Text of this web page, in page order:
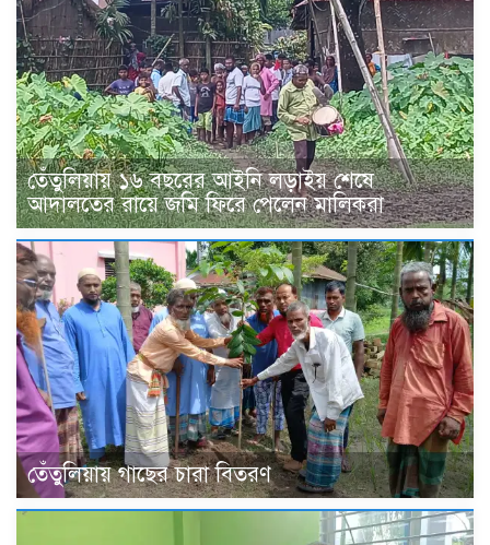
তেঁতুলিয়ায় ১৬ বছরের আইনি লড়াইয় শেষে
আদালতের রায়ে জমি ফিরে পেলেন মালিকরা
তেঁতুলিয়ায় গাছের চারা বিতরণ